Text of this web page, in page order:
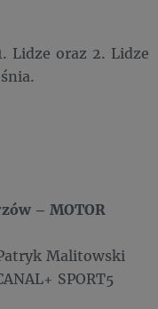
Lidze oraz 2. Lidze
– MOTOR
Malitowski
SPORT5